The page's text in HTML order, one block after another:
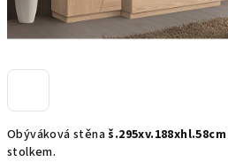
Obýváková stěnaš.295xv.188xhl.58cm
stolkem.